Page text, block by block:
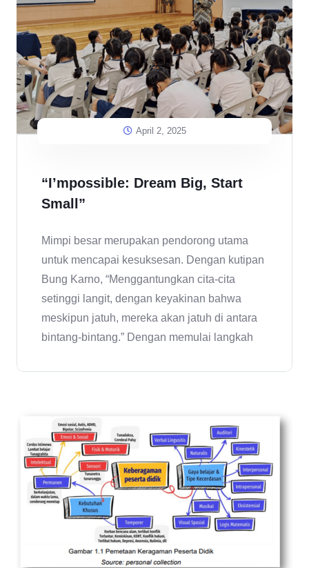
April 2, 2025
“I’mpossible: Dream Big, Start
Small”
Mimpi besar merupakan pendorong utama
untuk mencapai kesuksesan. Dengan kutipan
Bung Karno, “Menggantungkan cita-cita
setinggi langit, dengan keyakinan bahwa
meskipun jatuh, mereka akan jatuh di antara
bintang-bintang.” Dengan memulai langkah